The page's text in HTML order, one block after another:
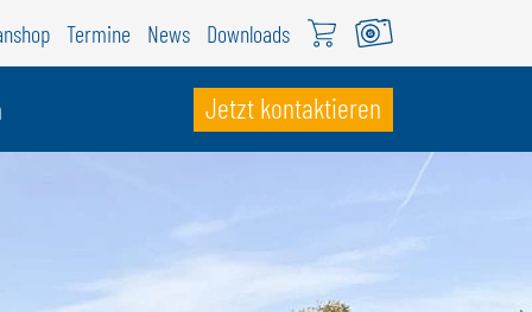
Termine News Downloads
Jetzt kontaktieren